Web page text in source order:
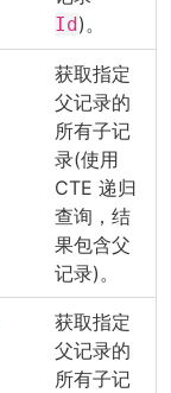
Id )。
获取指定
父记录的
所有子记
录(使用
CTE 递归
查询，结
果包含父
记录)。
获取指定
父记录的
所有子记